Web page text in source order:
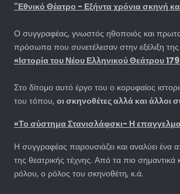
"Εθνικό Θέατρο - Εξήντα χρόνια σκηνή
Ο συγγραφέας, γνωστός ηθοποιός και
πρόσωπα που συνετέλεσαν στην εξέλιξη
«Ιστορία του Νέου Ελληνικού Θεάτρου
Στο δίτομο αυτό έργο του ο κορυφαίος
του τόπου, οι σκηνοθέτες αλλά και άλλοι
«Το σύστημα Στανισλάφσκι- Η
Η συγγραφέας παρουσιάζει και αναλύει
της θεατρικής τέχνης. Από τα πιο
ρόλου, ο ρόλος του σκηνοθέτη, κ.ά.